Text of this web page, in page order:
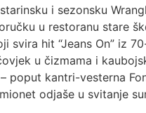
i sezonsku
u restoranu stare
svira hit “Jeans On” iz
u čizmama i
poput kantri-vesterna
odjaše u svitanje